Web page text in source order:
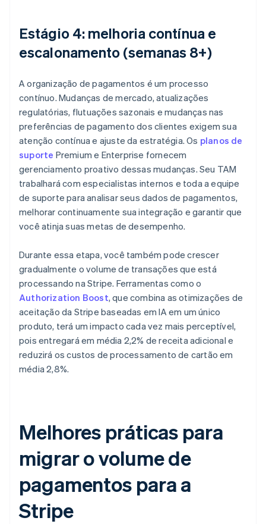
Estágio 4: melhoria contínua e
escalonamento (semanas 8+)
A organização de pagamentos é um processo
contínuo. Mudanças de mercado, atualizações
regulatórias, flutuações sazonais e mudanças nas
preferências de pagamento dos clientes exigem sua
atenção contínua e ajuste da estratégia. Os planos de
suporte Premium e Enterprise fornecem
gerenciamento proativo dessas mudanças. Seu TAM
trabalhará com especialistas internos e toda a equipe
de suporte para analisar seus dados de pagamentos,
melhorar continuamente sua integração e garantir que
você atinja suas metas de desempenho.
Durante essa etapa, você também pode crescer
gradualmente o volume de transações que está
processando na Stripe. Ferramentas como o
Authorization Boost, que combina as otimizações de
aceitação da Stripe baseadas em IA em um único
produto, terá um impacto cada vez mais perceptível,
pois entregará em média 2,2% de receita adicional e
reduzirá os custos de processamento de cartão em
média 2,8%.
Melhores práticas para
migrar o volume de
pagamentos para a
Stripe